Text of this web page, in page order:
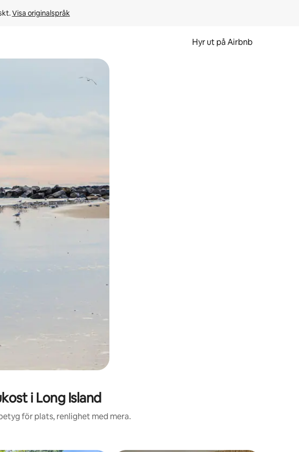
Visa originalspråk
Hyr ut på Airbnb
trycka eller svepa.
i Long Island
för plats, renlighet med mera.